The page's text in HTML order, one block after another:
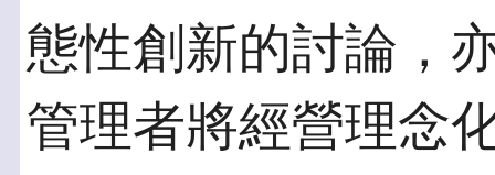
態性創新的討論，
管理者將經營理念